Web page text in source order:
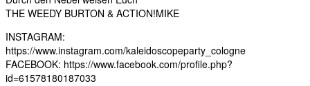
THE WEEDY BURTON & ACTION!MIKE
INSTAGRAM:
https://www.instagram.com/kaleidoscopeparty_cologne
FACEBOOK: https://www.facebook.com/profile.php?
id=61578180187033